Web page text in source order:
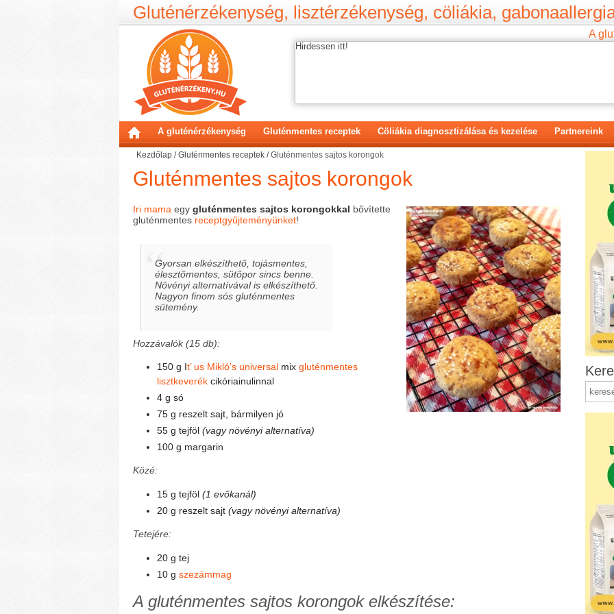
Gluténérzékenység, lisztérzékenység, cöliákia,
A
Hirdessen itt!
A gluténérzékenység Gluténmentes receptek Cöliákia diagnosztizálása és kezelése Partnereink
Kezdőlap /Gluténmentes receptek /Gluténmentes sajtos korongok
Gluténmentes sajtos korongok
Iri mama egy gluténmentes sajtos korongokkal bővítette
gluténmentes receptgyűjteményünket!
Gyorsan elkészíthető, tojásmentes,
élesztőmentes, sütőpor sincs benne.
Növényi alternatívával is elkészíthető.
Nagyon finom sós gluténmentes
sütemény.
Hozzávalók (15 db):
150 g It’ us Mikló’s universal mix gluténmentes
lisztkeverék cikóriainulinnal
4 g só
75 g reszelt sajt, bármilyen jó
55 g tejföl (vagy növényi alternatíva)
100 g margarin
Közé:
15 g tejföl (1 evőkanál)
20 g reszelt sajt (vagy növényi alternatíva)
Tetejére:
20 g tej
10 g szezámmag
A gluténmentes sajtos korongok elkészítése: